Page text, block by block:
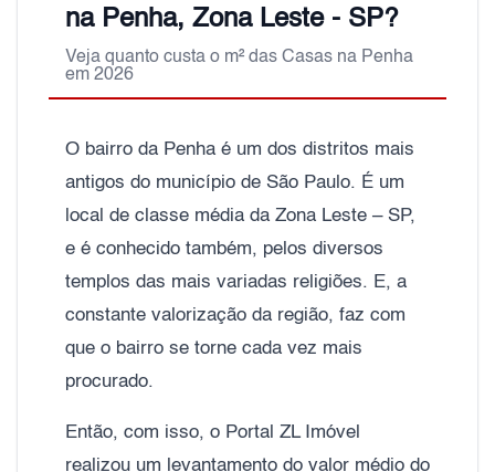
na Penha, Zona Leste - SP?
Veja quanto custa o m² das Casas na Penha
em 2026
O bairro da Penha é um dos distritos mais
antigos do município de São Paulo. É um
local de classe média da Zona Leste – SP,
e é conhecido também, pelos diversos
templos das mais variadas religiões. E, a
constante valorização da região, faz com
que o bairro se torne cada vez mais
procurado.
Então, com isso, o Portal ZL Imóvel
realizou um levantamento do valor médio do